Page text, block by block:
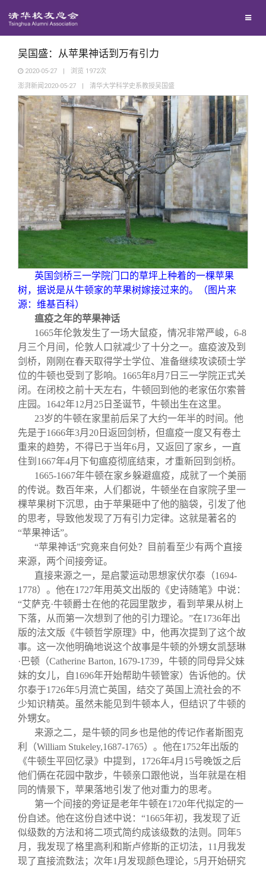
西南联大校友会
义工计划
新媒体平台
青春风采
校友文苑
校友讲坛
校友视界
校友服务
终身学习
信息化服务
实用信息
总会简介
总会章程
理事会名单
制度法规
联系我们
关闭
吴国盛：从苹果神话到万有引力
2020-05-27 | 浏览 1972次
澎湃新闻2020-05-27
| 清华大学科学史系教授吴国盛
英国剑桥三一学院门口的草坪上种着的一棵苹果
树，据说是从牛顿家的苹果树嫁接过来的。（图片来
源：维基百科）
瘟疫之年的苹果神话
1665年伦敦发生了一场大鼠疫，情况非常严峻，6-8
月三个月间，伦敦人口就减少了十分之一。瘟疫波及到
剑桥，刚刚在春天取得学士学位、准备继续攻读硕士学
位的牛顿也受到了影响。1665年8月7日三一学院正式关
闭。在闭校之前十天左右，牛顿回到他的老家伍尔索普
庄园。1642年12月25日圣诞节，牛顿出生在这里。
23岁的牛顿在家里前后呆了大约一年半的时间。他
先是于1666年3月20日返回剑桥，但瘟疫一度又有卷土
重来的趋势，不得已于当年6月，又返回了家乡，一直
住到1667年4月下旬瘟疫彻底结束，才重新回到剑桥。
1665-1667年牛顿在家乡躲避瘟疫，成就了一个美丽
的传说。数百年来，人们都说，牛顿坐在自家院子里一
棵苹果树下沉思，由于苹果砸中了他的脑袋，引发了他
的思考，导致他发现了万有引力定律。这就是著名的
“苹果神话”。
“苹果神话”究竟来自何处？目前看至少有两个直接
来源，两个间接旁证。
直接来源之一，是启蒙运动思想家伏尔泰（1694-
1778）。他在1727年用英文出版的《史诗随笔》中说：
“艾萨克·牛顿爵士在他的花园里散步，看到苹果从树上
下落，从而第一次想到了他的引力理论。”在1736年出
版的法文版《牛顿哲学原理》中，他再次提到了这个故
事。这一次他明确地说这个故事是牛顿的外甥女凯瑟琳
·巴顿（Catherine Barton, 1679-1739，牛顿的同母异父妹
妹的女儿，自1696年开始帮助牛顿管家）告诉他的。伏
尔泰于1726年5月流亡英国，结交了英国上流社会的不
少知识精英。虽然未能见到牛顿本人，但结识了牛顿的
外甥女。
来源之二，是牛顿的同乡也是他的传记作者斯图克
利（William Stukeley,1687-1765）。他在1752年出版的
《牛顿生平回忆录》中提到，1726年4月15号晚饭之后
他们俩在花园中散步，牛顿亲口跟他说，当年就是在相
同的情景下，苹果落地引发了他对重力的思考。
第一个间接的旁证是老年牛顿在1720年代拟定的一
份自述。他在这份自述中说：“1665年初，我发现了近
似级数的方法和将二项式简约成该级数的法则。同年5
月，我发现了格里高利和斯卢修斯的正切法，11月我发
现了直接流数法；次年1月发现颜色理论，5月开始研究